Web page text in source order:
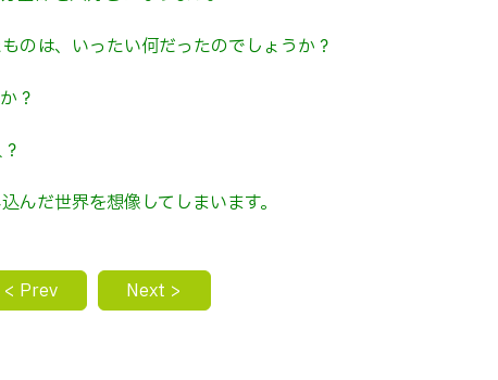
のは、いったい何だったのでしょうか？
？
んだ世界を想像してしまいます。
< Prev Next >